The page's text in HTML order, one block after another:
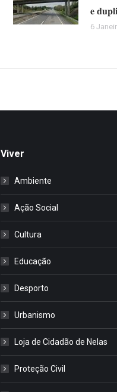
𝐞
6
Viver
Ambiente
Ação Social
Cultura
Educação
Desporto
Urbanismo
Loja de Cidadão de Nelas
Proteção Civil